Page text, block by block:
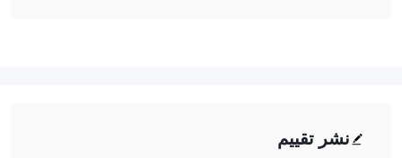
عن ذلك، Bofu يحدد أيضًا فائدة التبييت (الشراء / البيع) ، حيث تبلغ فائدةنشر تقييم